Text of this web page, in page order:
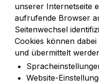
unserer Internetseite
aufrufende Browser
Seitenwechsel
Cookies können
und übermittelt
Website-